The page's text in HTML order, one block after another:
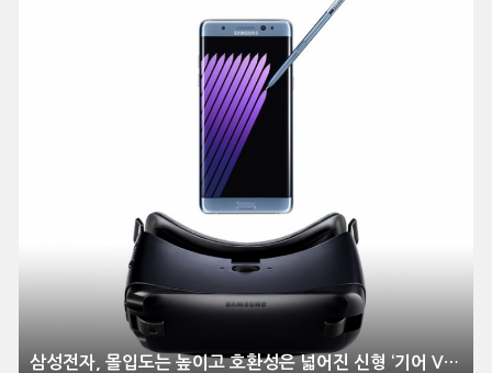
삼성전자, 몰입도는 높이고 호환성은 넓어진 신형 ‘기어 VR’ 출시